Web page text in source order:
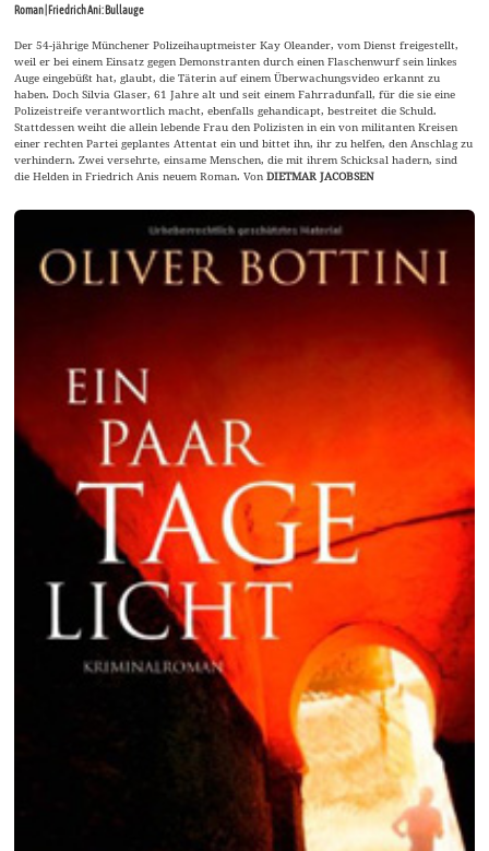
Roman | Friedrich Ani: Bullauge
Der 54-jährige Münchener Polizeihauptmeister Kay Oleander, vom Dienst freigestellt,
weil er bei einem Einsatz gegen Demonstranten durch einen Flaschenwurf sein linkes
Auge eingebüßt hat, glaubt, die Täterin auf einem Überwachungsvideo erkannt zu
haben. Doch Silvia Glaser, 61 Jahre alt und seit einem Fahrradunfall, für die sie eine
Polizeistreife verantwortlich macht, ebenfalls gehandicapt, bestreitet die Schuld.
Stattdessen weiht die allein lebende Frau den Polizisten in ein von militanten Kreisen
einer rechten Partei geplantes Attentat ein und bittet ihn, ihr zu helfen, den Anschlag zu
verhindern. Zwei versehrte, einsame Menschen, die mit ihrem Schicksal hadern, sind
die Helden in Friedrich Anis neuem Roman. VonDIETMAR JACOBSEN